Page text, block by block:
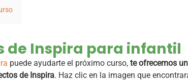
de Inspira para infantil
puede ayudarte el próximo curso, te ofrecemos
de Inspira. Haz clic en la imagen que